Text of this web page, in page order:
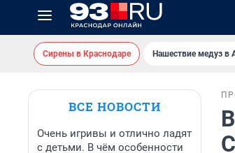
Сирены в Краснодаре Нашествие медуз в
ВСЕ НОВОСТИ
Очень игривы и отлично ладят
с детьми. В чём особенности